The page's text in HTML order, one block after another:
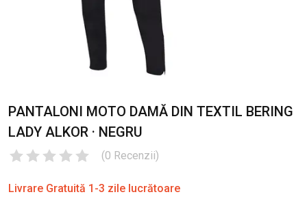
PANTALONI MOTO DAMĂ DIN TEXTIL BERING
LADY ALKOR · NEGRU
(0 Recenzii)
Livrare Gratuită 1-3 zile lucrătoare